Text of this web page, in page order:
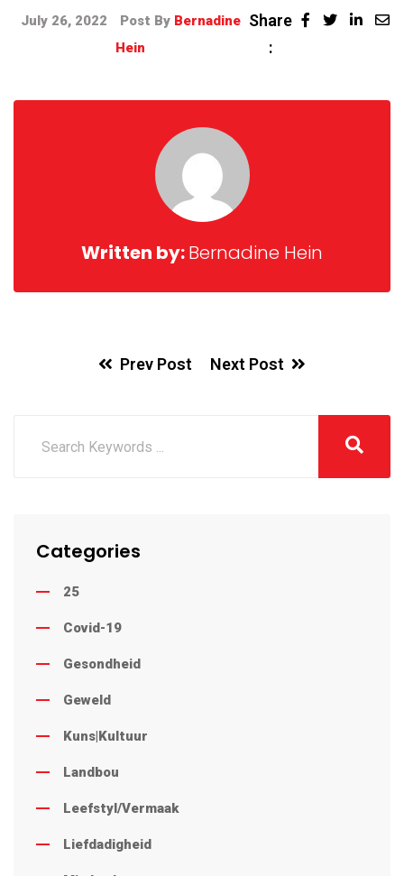
July 26, 2022 Post By Bernadine
Hein
Share
:
Written by:Bernadine Hein
Prev Post Next Post
Categories
25
Covid-19
Gesondheid
Geweld
Kuns|Kultuur
Landbou
Leefstyl/Vermaak
Liefdadigheid